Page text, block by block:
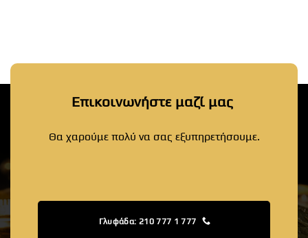
Επικοινωνήστε μαζί μας
Θα χαρούμε πολύ να σας εξυπηρετήσουμε.
Γλυφάδα: 210 777 1 777